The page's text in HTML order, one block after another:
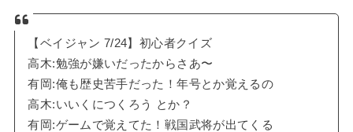
【ベイジャン 7/24】初心者クイズ
高木:勉強が嫌いだったからさあ〜
有岡:俺も歴史苦手だった！年号とか覚えるの
高木:いいくにつくろう とか？
有岡:ゲームで覚えてた！戦国武将が出てくる